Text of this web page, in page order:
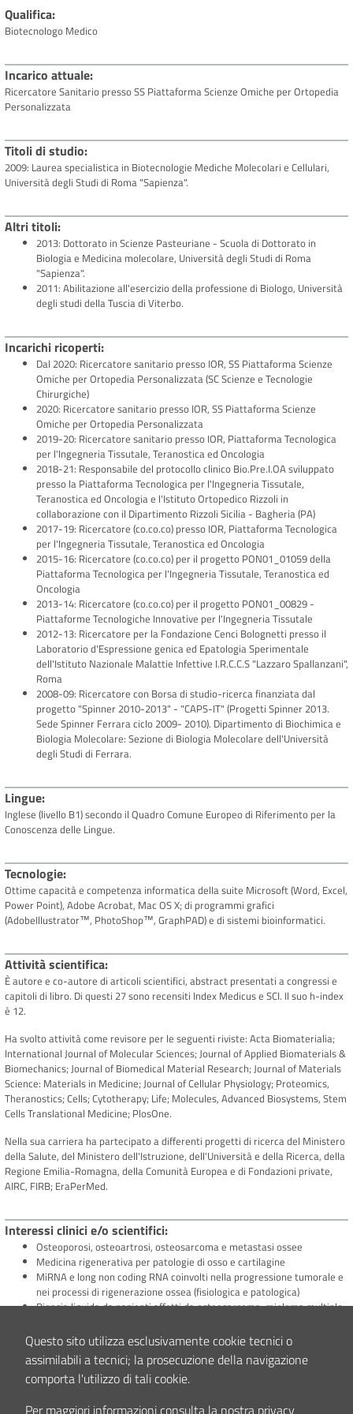
Qualifica
Biotecnologo Medico
Incarico attuale
Ricercatore Sanitario presso SS Piattaforma Scienze Omiche per Ortopedia
Personalizzata
Titoli di studio
2009: Laurea specialistica in Biotecnologie Mediche Molecolari e Cellulari,
Università degli Studi di Roma "Sapienza".
Altri titoli
2013: Dottorato in Scienze Pasteuriane - Scuola di Dottorato in
Biologia e Medicina molecolare, Università degli Studi di Roma
"Sapienza".
2011: Abilitazione all'esercizio della professione di Biologo, Università
degli studi della Tuscia di Viterbo.
Incarichi ricoperti
Dal 2020: Ricercatore sanitario presso IOR, SS Piattaforma Scienze
Omiche per Ortopedia Personalizzata (SC Scienze e Tecnologie
Chirurgiche)
2020: Ricercatore sanitario presso IOR, SS Piattaforma Scienze
Omiche per Ortopedia Personalizzata
2019-20: Ricercatore sanitario presso IOR, Piattaforma Tecnologica
per l'Ingegneria Tissutale, Teranostica ed Oncologia
2018-21: Responsabile del protocollo clinico Bio.Pre.I.OA sviluppato
presso la Piattaforma Tecnologica per l'Ingegneria Tissutale,
Teranostica ed Oncologia e l'Istituto Ortopedico Rizzoli in
collaborazione con il Dipartimento Rizzoli Sicilia - Bagheria (PA)
2017-19: Ricercatore (co.co.co) presso IOR, Piattaforma Tecnologica
per l'Ingegneria Tissutale, Teranostica ed Oncologia
2015-16: Ricercatore (co.co.co) per il progetto PON01_01059 della
Piattaforma Tecnologica per l'Ingegneria Tissutale, Teranostica ed
Oncologia
2013-14: Ricercatore (co.co.co) per il progetto PON01_00829 -
Piattaforme Tecnologiche Innovative per l'Ingegneria Tissutale
2012-13: Ricercatore per la Fondazione Cenci Bolognetti presso il
Laboratorio d'Espressione genica ed Epatologia Sperimentale
dell'Istituto Nazionale Malattie Infettive I.R.C.C.S "Lazzaro Spallanzani",
Roma
2008-09: Ricercatore con Borsa di studio-ricerca finanziata dal
progetto "Spinner 2010-2013" - "CAPS-IT" (Progetti Spinner 2013.
Sede Spinner Ferrara ciclo 2009- 2010). Dipartimento di Biochimica e
Biologia Molecolare: Sezione di Biologia Molecolare dell'Università
degli Studi di Ferrara.
Lingue
Inglese (livello B1) secondo il Quadro Comune Europeo di Riferimento per la
Conoscenza delle Lingue.
Tecnologie
Ottime capacità e competenza informatica della suite Microsoft (Word, Excel,
Power Point), Adobe Acrobat, Mac OS X; di programmi grafici
(AdobeIllustrator™, PhotoShop™, GraphPAD) e di sistemi bioinformatici.
Attività scientifica
È autore e co-autore di articoli scientifici, abstract presentati a congressi e
capitoli di libro. Di questi 27 sono recensiti Index Medicus e SCI. Il suo h-index
è 12.
Ha svolto attività come revisore per le seguenti riviste: Acta Biomaterialia;
International Journal of Molecular Sciences; Journal of Applied Biomaterials &
Biomechanics; Journal of Biomedical Material Research; Journal of Materials
Science: Materials in Medicine; Journal of Cellular Physiology; Proteomics,
Theranostics; Cells; Cytotherapy; Life; Molecules, Advanced Biosystems, Stem
Cells Translational Medicine; PlosOne.
Nella sua carriera ha partecipato a differenti progetti di ricerca del Ministero
della Salute, del Ministero dell'Istruzione, dell'Università e della Ricerca, della
Regione Emilia-Romagna, della Comunità Europea e di Fondazioni private,
AIRC, FIRB; EraPerMed.
Interessi clinici e/o scientifici
Osteoporosi, osteoartrosi, osteosarcoma e metastasi ossee
Medicina rigenerativa per patologie di osso e cartilagine
MiRNA e long non coding RNA coinvolti nella progressione tumorale e
nei processi di rigenerazione ossea (fisiologica e patologica)
Biopsia liquida da pazienti affetti da osteosarcoma, mieloma multiplo
Trattamenti biofisici: ultrasuoni a bassa e alta intensità
Ingegnerizzazione nanovescicole per patologie ortopediche
degenerative e oncologiche.
Studi Clinici
Questo sito utilizza esclusivamente cookie tecnici o
assimilabili a tecnici; la prosecuzione della navigazione
comporta l'utilizzo di tali cookie.
Per maggiori informazioni consulta la nostra privacy